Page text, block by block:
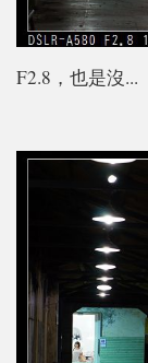
F2.8，也是沒...